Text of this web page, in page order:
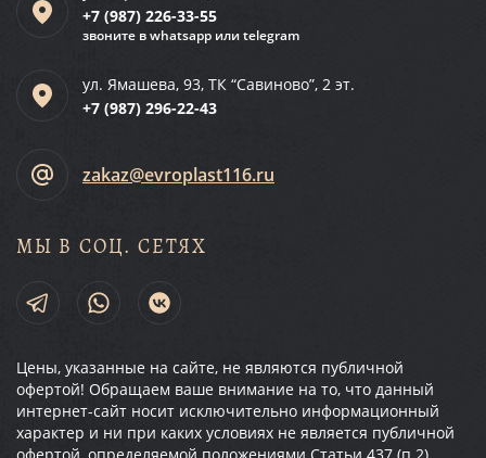
+7 (987) 226-33-55
звоните в whatsapp или telegram
ул. Ямашева, 93, ТК “Савиново”, 2 эт.
+7 (987) 296-22-43
zakaz@evroplast116.ru
МЫ В СОЦ. СЕТЯХ
Цены, указанные на сайте, не являются публичной
офертой! Обращаем ваше внимание на то, что данный
интернет-сайт носит исключительно информационный
характер и ни при каких условиях не является публичной